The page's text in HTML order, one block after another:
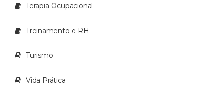
Terapia Ocupacional
Treinamento e RH
Turismo
Vida Prática